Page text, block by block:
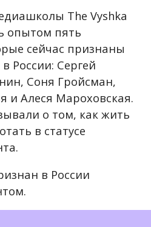
The Vyshka
опытом пять
сейчас признаны
России: Сергей
Соня Гройсман,
и Алеся Мароховская.
о том, как жить
в статусе
в России